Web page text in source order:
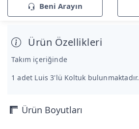
Beni Arayın
Ürün Özellikleri
Takım içeriğinde
1 adet Luis 3'lü Koltuk bulunmaktadır.
Ürün Boyutları